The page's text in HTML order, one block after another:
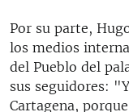
Por su parte,
los medios
del Pueblo del
sus seguidores:
Cartagena,